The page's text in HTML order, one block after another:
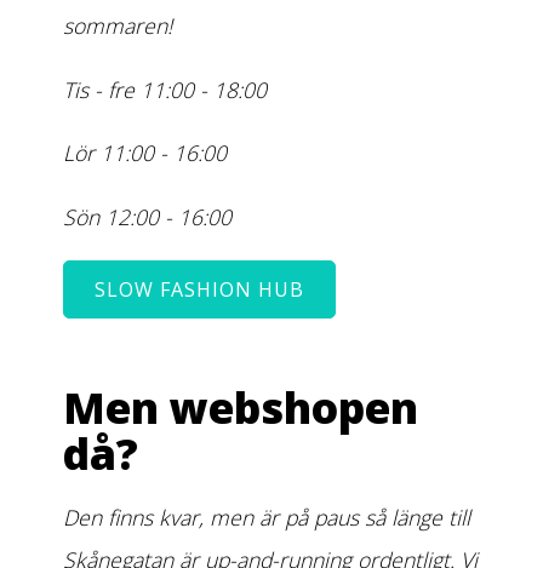
sommaren!
Tis - fre 11:00 - 18:00
Lör 11:00 - 16:00
Sön 12:00 - 16:00
SLOW FASHION HUB
Men webshopen
då?
Den finns kvar, men är på paus så länge till
Skånegatan är up-and-running ordentligt. Vi